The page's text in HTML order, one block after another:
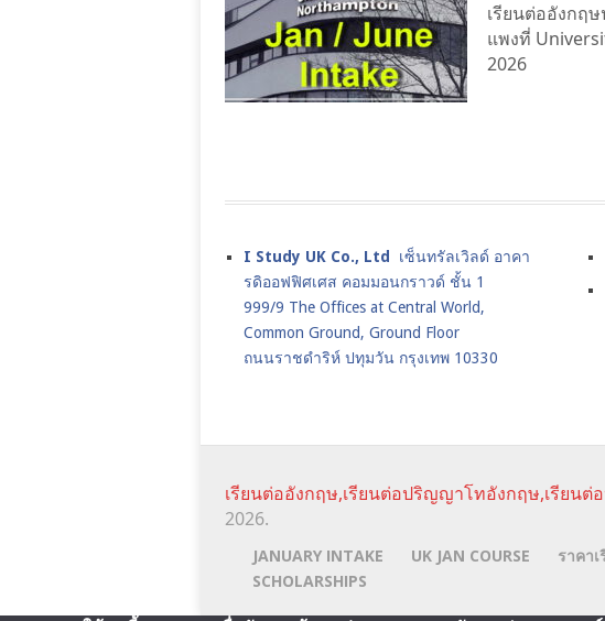
เรียนต่ออังกฤ
แพงที่
2026
I Study UK Co., Ltd เซ็นทรัลเวิลด์ อาคา
รดิออฟฟิศเศส คอมมอนกราวด์ ชั้น 1
999/9 The Offices at Central World,
Common Ground, Ground Floor
ถนนราชดำริห์ ปทุมวัน กรุงเทพ 10330
เรียนต่ออังกฤษ,เรียนต่อปริญญาโทอังกฤษ,เรียน
2026.
JANUARY INTAKE UK JAN COURSE ราคา
SCHOLARSHIPS